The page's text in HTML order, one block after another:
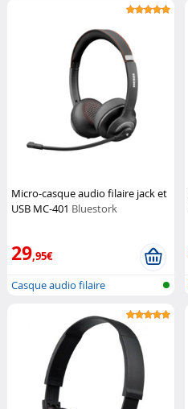
Micro-casque audio filaire jack et
USB MC-401 Bluestork
29,95€
Casque audio filaire